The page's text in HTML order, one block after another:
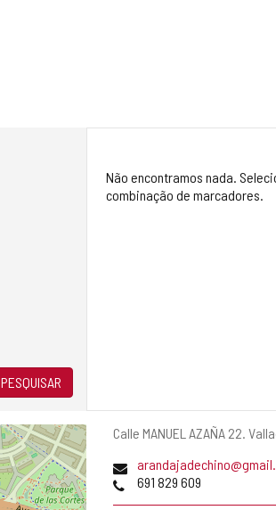
Endereço
Calle MANUEL AZAÑA 22.
Endereço
de
Telefones
691 829 609
PESQUISAR
Não encontramos nada.
combinação de marcadores.